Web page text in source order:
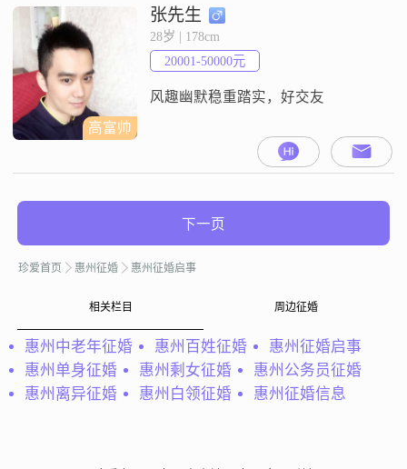
车，生活无经济压力##3002##父母
都有退休金，家庭和睦，支持小家
庭独立生活##3002##不追求大富大
贵，只希望找一位25##2013##32
高富帅
张先生
28岁 | 178cm
20001-50000元
风趣幽默稳重踏实，好交友
下一页
珍爱首页 惠州征婚 惠州征婚启事
相关栏目 周边征婚
惠州中老年征婚 惠州百姓征婚
惠州征婚启事
惠州单身征婚
惠州剩女征婚
惠州公务员征婚
惠州离异征婚
惠州白领征婚 惠州征婚信息